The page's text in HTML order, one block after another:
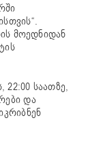
მოედნიდან
საათზე,
და